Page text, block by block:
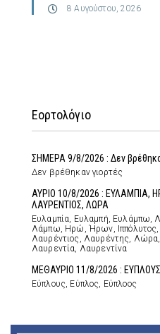
8 Αυγούστου, 2026
Εορτολόγιο
ΣΗΜΕΡΑ 9/8/2026 : Δεν
Δεν βρέθηκαν γιορτές
ΑΥΡΙΟ 10/8/2026 : ΕΥΛΑΜΠΙΑ,
ΛΑΥΡΕΝΤΙΟΣ, ΛΩΡΑ
Ευλαμπία, Ευλαμπή, Ευλάμπω,
Λάμπω, Ηρώ, Ήρων, Ιππόλυτος,
Λαυρέντιος, Λαυρέντης,
Λαυρεντία, Λαυρεντίνα
ΜΕΘΑΥΡΙΟ 11/8/2026 : ΕΥΠΛΟΥΣ
Εύπλους, Εύπλος, Εύπλοος